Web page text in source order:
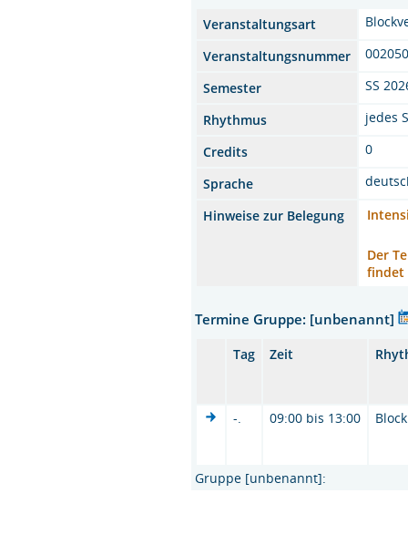
Veranstaltungsart
Veranstaltungsnummer
Semester
SS
Rhythmus
jedes
Credits
0
Sprache
Hinweise zur Belegung
Der
findet
Termine Gruppe: [unbenannt]
Tag Zeit
-. 09:00 bis 13:00 Block
Gruppe [unbenannt]: